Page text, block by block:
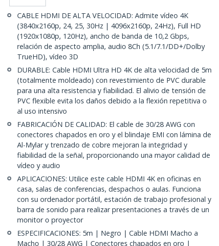
CABLE HDMI DE ALTA VELOCIDAD: Admite vídeo 4K
(3840x2160p, 24, 25, 30Hz | 4096x2160p, 24Hz), Full HD
(1920x1080p, 120Hz), ancho de banda de 10,2 Gbps,
relación de aspecto amplia, audio 8Ch (5.1/7.1/DD+/Dolby
TrueHD), vídeo 3D
DURABLE: Cable HDMI Ultra HD 4K de alta velocidad de 5m
(totalmente moldeado) con revestimiento de PVC durable
para una alta resistencia y fiabilidad. El alivio de tensión de
PVC flexible evita los daños debido a la flexión repetitiva o
al uso intensivo
FABRICACIÓN DE CALIDAD: El cable de 30/28 AWG con
conectores chapados en oro y el blindaje EMI con lámina de
Al-Mylar y trenzado de cobre mejoran la integridad y
fiabilidad de la señal, proporcionando una mayor calidad de
vídeo y audio
APLICACIONES: Utilice este cable HDMI 4K en oficinas en
casa, salas de conferencias, despachos o aulas. Funciona
con su ordenador portátil, estación de trabajo profesional y
barra de sonido para realizar presentaciones a través de un
monitor o proyector
ESPECIFICACIONES: 5m | Negro | Cable HDMI Macho a
Macho | 30/28 AWG | Conectores chapados en oro |